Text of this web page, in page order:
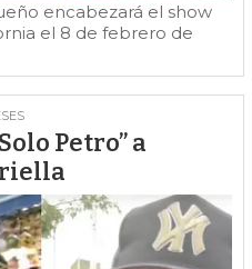
encabezará el show
el 8 de febrero de
Petro” a